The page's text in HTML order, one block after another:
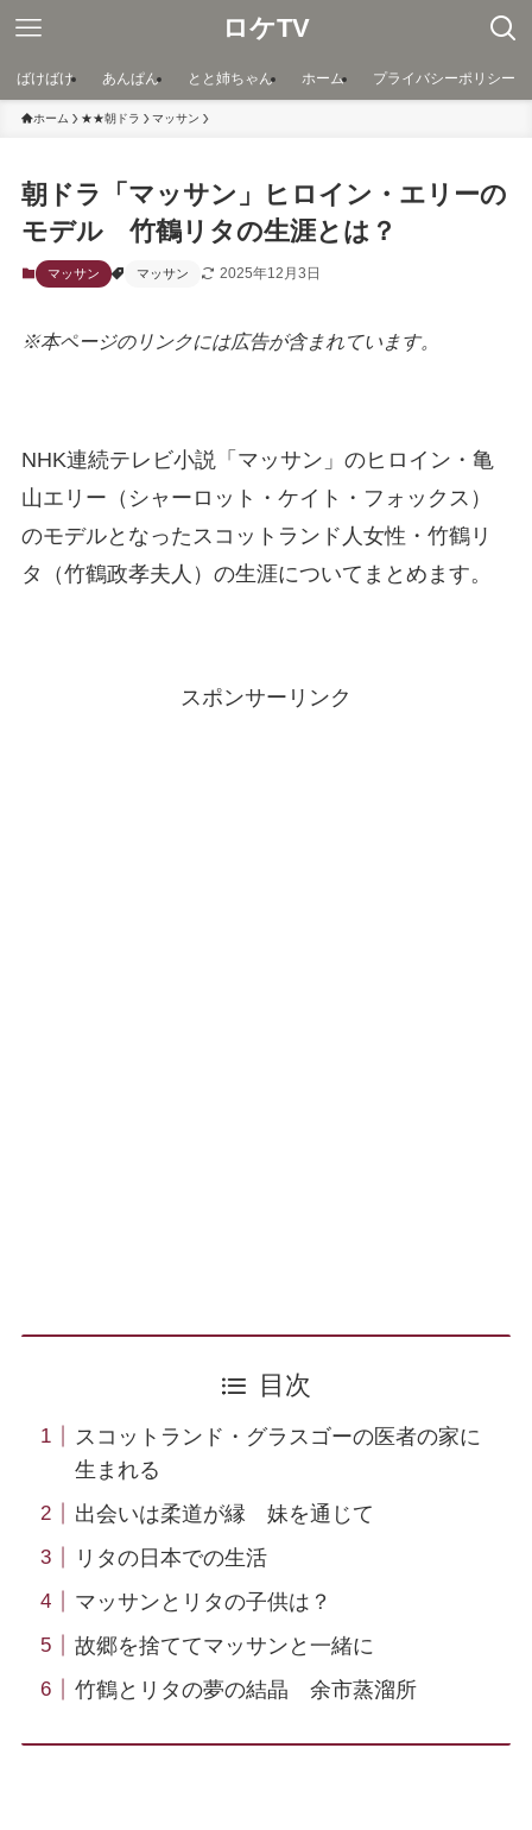
ロケTV
ばけばけ あんぱん とと姉ちゃん ホーム プライバシーポリシー
ホーム ★★朝ドラ マッサン
朝ドラ「マッサン」ヒロイン・エリーの
モデル 竹鶴リタの生涯とは？
マッサン マッサン 2025年12月3日
※本ページのリンクには広告が含まれています。
NHK連続テレビ小説「マッサン」のヒロイン・亀
山エリー（シャーロット・ケイト・フォックス）
のモデルとなったスコットランド人女性・竹鶴リ
タ（竹鶴政孝夫人）の生涯についてまとめます。
スポンサーリンク
目次
スコットランド・グラスゴーの医者の家に
生まれる
出会いは柔道が縁 妹を通じて
リタの日本での生活
マッサンとリタの子供は？
故郷を捨ててマッサンと一緒に
竹鶴とリタの夢の結晶 余市蒸溜所